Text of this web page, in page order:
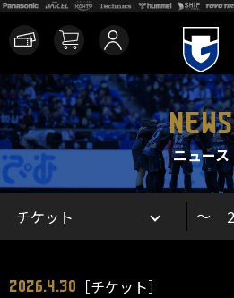
NEWS
ニュース
～
2026.4.30 ［チケット］